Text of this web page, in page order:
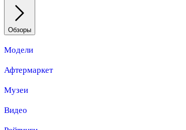
Обзоры
Модели
Афтермаркет
Музеи
Видео